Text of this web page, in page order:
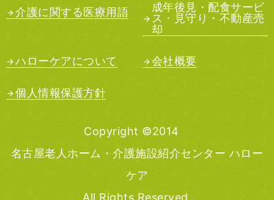
介護に関する医療用語
成年後見・配食サービ
ス・見守り・不動産売
却
ハローケアについて 会社概要
個人情報保護方針
Copyright ©2014
名古屋老人ホーム・介護施設紹介センター ハロー
ケア
All Rights Reserved.